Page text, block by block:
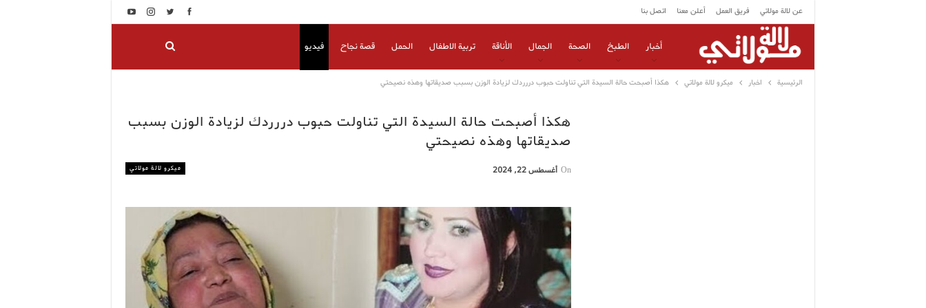
عن لالة مولاتي فريق العمل أعلن معنا اتصل بنا
أخبار الطبخ الصحة الجمال الأناقة تربية الاطفال الحمل قصة نجاح فيديو
الرئيسية اخبار ميكرو لالة مولاتي هكذا أصبحت حالة السيدة التي تناولت حبوب دررردك لزيادة الوزن بسبب صديقاتها وهذه نصيحتي
هكذا أصبحت حالة السيدة التي تناولت حبوب دررردك لزيادة الوزن بسبب
صديقاتها وهذه نصيحتي
ميكرو لالة مولاتي On أغسطس 22, 2024